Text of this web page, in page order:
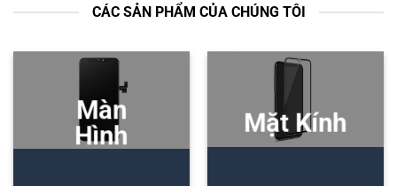
CÁC SẢN PHẨM CỦA CHÚNG TÔI
Màn
Hình
Mặt Kính